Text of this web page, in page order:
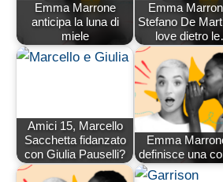
Emma Marrone
anticipa la luna di
miele
Emma
Stefano De
love dietro
Amici 15, Marcello
Sacchetta fidanzato
con Giulia Pauselli?
Emma
definisce una